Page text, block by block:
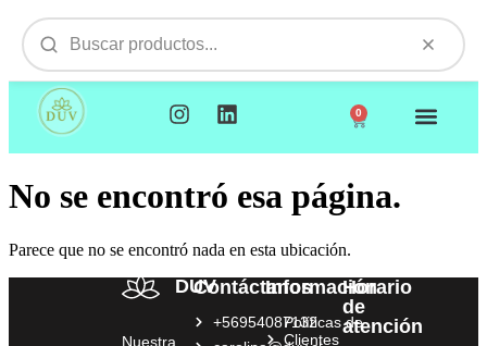
0
No se encontró esa página.
Parece que no se encontró nada en esta ubicación.
DUV
Nuestra
Contáctanos
+56954087132
Información
Políticas de
Clientes
Horario
de
atención